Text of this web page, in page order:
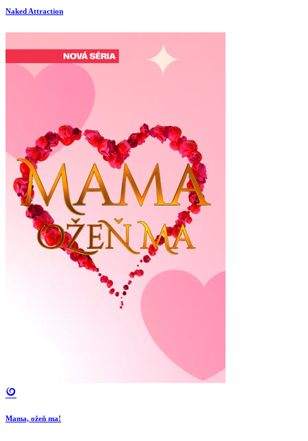
Naked Attraction
Mama, ožeň ma!